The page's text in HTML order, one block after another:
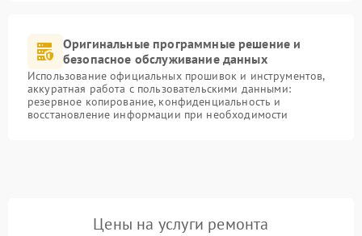
Оригинальные программные решение и
безопасное обслуживание данных
Использование официальных прошивок и инструментов,
аккуратная работа с пользовательскими данными:
резервное копирование, конфиденциальность и
восстановление информации при необходимости
Цены на услуги ремонта